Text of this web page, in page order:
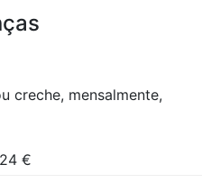
creche, mensalmente,
€